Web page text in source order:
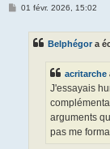
M01 févr. 2026, 15:02
Belphégor a
acritarche
J'essayais
arguments
pas me